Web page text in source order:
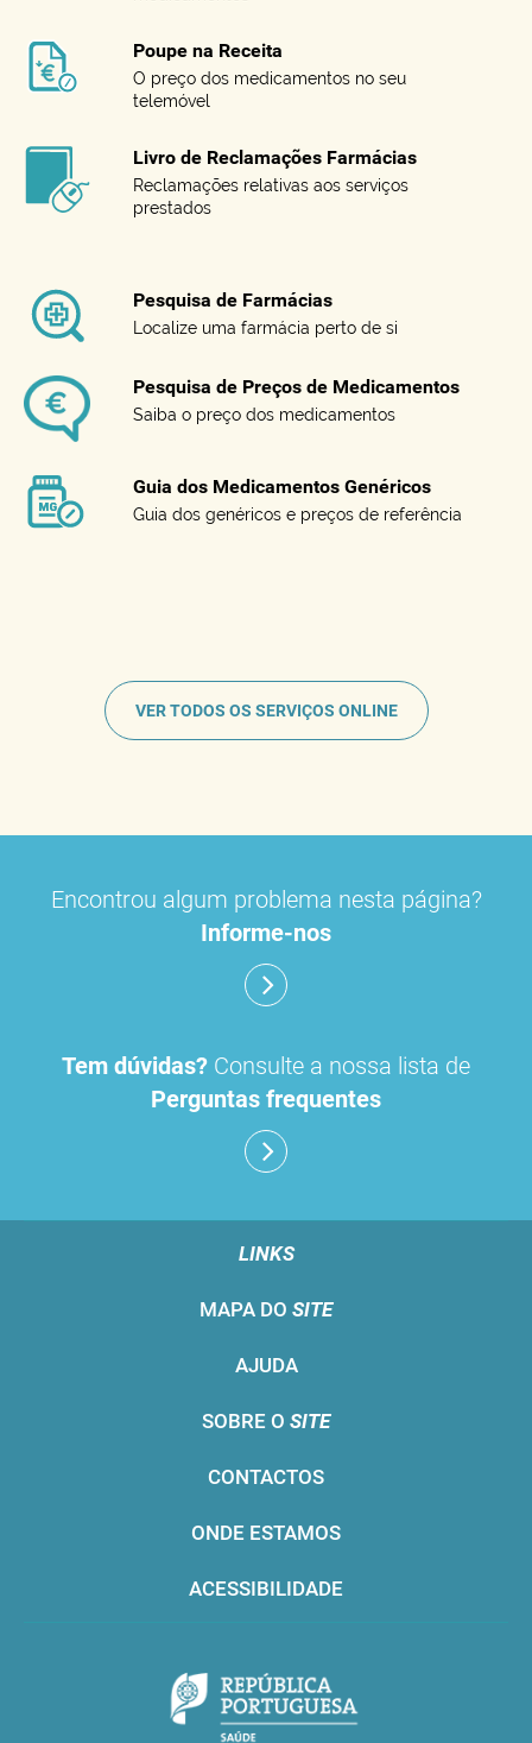
Poupe na Receita
O preço dos medicamentos no seu
telemóvel
Livro de Reclamações Farmácias
Reclamações relativas aos serviços
prestados
Pesquisa de Farmácias
Localize uma farmácia perto de si
Pesquisa de Preços de Medicamentos
Saiba o preço dos medicamentos
Guia dos Medicamentos Genéricos
Guia dos genéricos e preços de referência
VER TODOS OS SERVIÇOS ONLINE
Encontrou algum problema nesta página?
Informe-nos
Tem dúvidas? Consulte a nossa lista de
Perguntas frequentes
LINKS
MAPA DO SITE
AJUDA
SOBRE O SITE
CONTACTOS
ONDE ESTAMOS
ACESSIBILIDADE